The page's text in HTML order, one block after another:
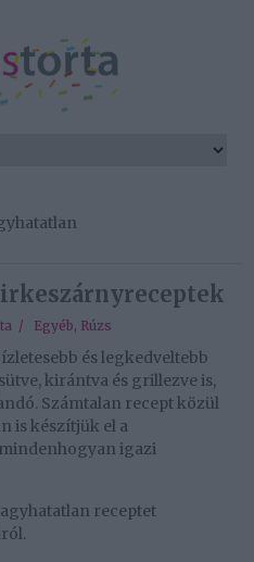
/ Egyéb, Rúzs
és legkedveltebb
kirántva és grillezve is,
Számtalan recept közül
is készítjük el a
igazi
receptet